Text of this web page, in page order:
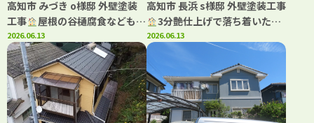
高知市 みづき o様邸 外壁塗装
工事
屋根の谷樋腐食などもご
注意ください！雨漏りのリスク
があります。
2026.06.13
高知市 長浜 s様邸 外壁塗装工事
3分艶仕上げで落ち着いた雰
囲気になりました(^^)
2026.06.13